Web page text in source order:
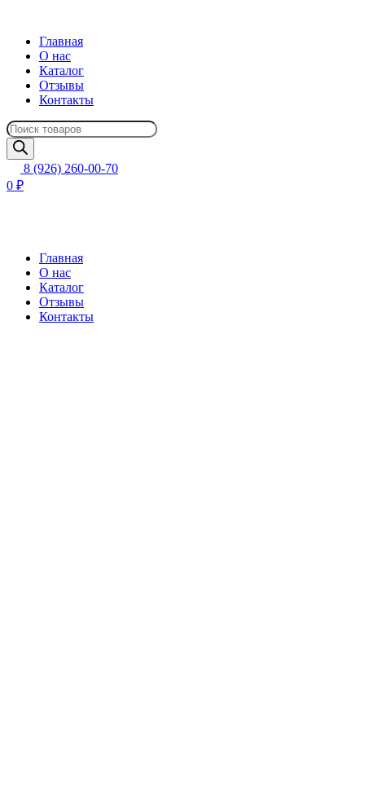
Главная
О нас
Каталог
Отзывы
Контакты
Поиск
товаров
8 (926) 260-00-70
0 ₽
Главная
О нас
Каталог
Отзывы
Контакты